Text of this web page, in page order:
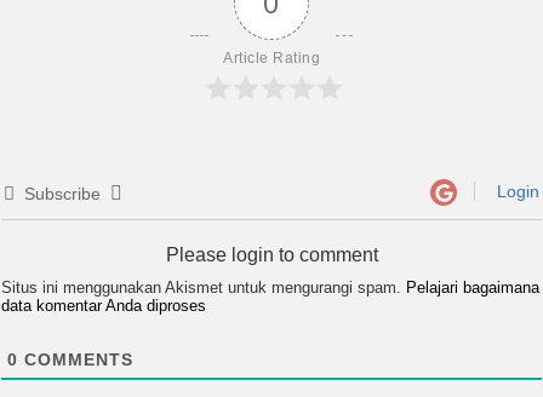
Article Rating
Subscribe Login
Please login to comment
Situs ini menggunakan Akismet untuk mengurangi spam. Pelajari bagaimana
data komentar Anda diproses
0 COMMENTS